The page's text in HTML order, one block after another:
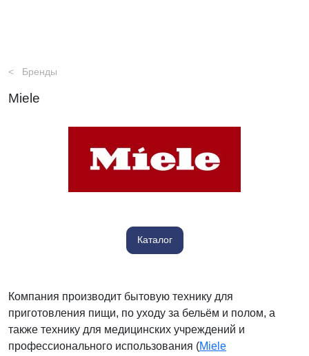
Бренды
Miele
Каталог
Компания производит бытовую технику для
приготовления пищи, по уходу за бельём и полом, а
также технику для медицинских учреждений и
профессионального использования (Miele